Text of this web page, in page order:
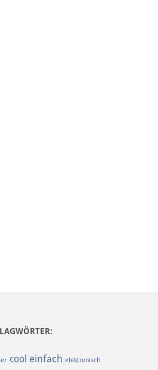
cool einfach elektronisch